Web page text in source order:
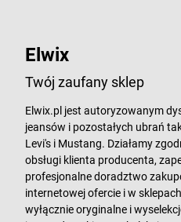
Elwix
Twój zaufany sklep
Elwix.pl jest autoryzowanym
jeansów i pozostałych ubrań
Levi's i Mustang. Działamy
obsługi klienta producenta,
profesjonalne doradztwo
internetowej ofercie i w
wyłącznie oryginalne i